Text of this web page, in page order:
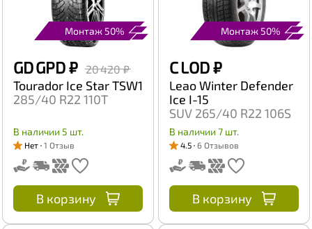
Монтаж 50%
GD GPD₽ 20 420 ₽
Tourador Ice Star TSW1
285/40 R22 110T
В наличии 5 шт.
Нет 1 Отзыв
В корзину
Монтаж 50%
C LOD₽
Leao Winter Defender
Ice I-15
SUV 265/40 R22 106S
В наличии 7 шт.
4.5 6 Отзывов
В корзину